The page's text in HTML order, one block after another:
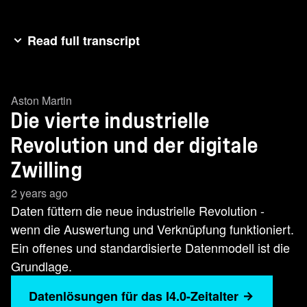
Read full transcript
Software Revolution. Eine Software Revolution,
die sich auf sehr viele Daten stützt. Diese Daten
werden erzeugt in Produktionsstraßen,
Anfertigungsmaschinen, von Sensoren,
Robotern, Kameras und vielen weiteren mehr
oder weniger smarten Geräten. Die Daten alleine
bringen aber keinen geschäftlichen Mehrwert. Im
Gegenteil, ihre Speicherung verursacht zunächst
nur Kosten. Nutzen aus den Daten entsteht erst,
wenn es gelingt, aus den Daten neue
Informationen zu gewinnen und diese
Aston Martin
Die vierte industrielle
Revolution und der digitale
Zwilling
2 years ago
Daten füttern die neue industrielle Revolution -
wenn die Auswertung und Verknüpfung funktioniert.
Ein offenes und standardisierte Datenmodell ist die
Grundlage.
Datenlösungen für das I4.0-Zeitalter